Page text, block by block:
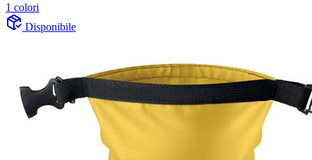
1 colori
Disponibile